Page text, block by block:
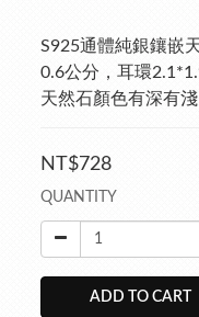
S925通體純銀鑲嵌
0.6公分，耳環
天然石顏色有深有淺
NT$728
QUANTITY
ADD TO CART